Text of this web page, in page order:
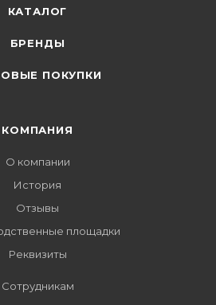
КАТАЛОГ
БРЕНДЫ
ПОКУПКИ
КОМПАНИЯ
О компании
История
Отзывы
площадки
Реквизиты
Сотрудникам